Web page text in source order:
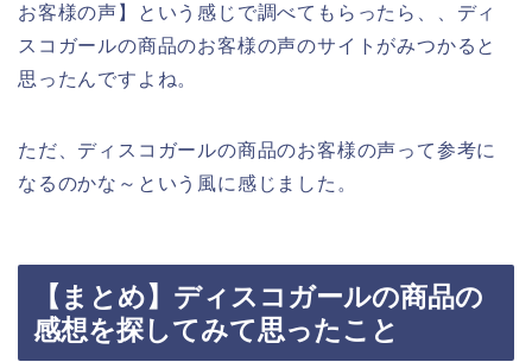
お客様の声】という感じで調べてもらったら、、ディ
スコガールの商品のお客様の声のサイトがみつかると
思ったんですよね。
ただ、ディスコガールの商品のお客様の声って参考に
なるのかな～という風に感じました。
【まとめ】ディスコガールの商品の
感想を探してみて思ったこと